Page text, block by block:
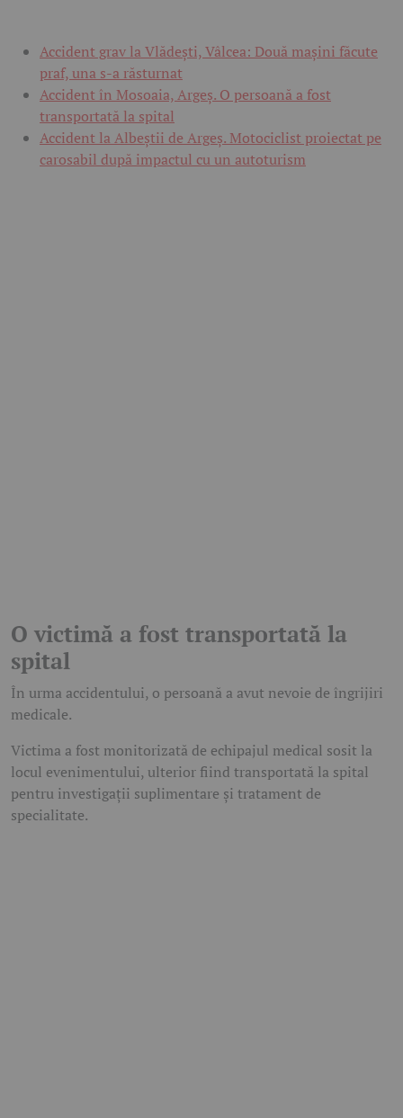
Accident grav la Vlădești, Vâlcea: Două mașini făcute
praf, una s-a răsturnat
Accident în Mosoaia, Argeș. O persoană a fost
transportată la spital
Accident la Albeștii de Argeș. Motociclist proiectat pe
carosabil după impactul cu un autoturism
O victimă a fost transportată la
spital
În urma accidentului, o persoană a avut nevoie de îngrijiri
medicale.
Victima a fost monitorizată de echipajul medical sosit la
locul evenimentului, ulterior fiind transportată la spital
pentru investigații suplimentare și tratament de
specialitate.